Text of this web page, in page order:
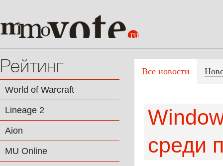
Рейтинг
World of Warcraft
Lineage 2
Aion
MU Online
Все новости
среди